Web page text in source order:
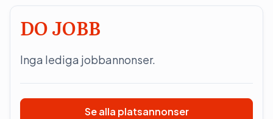
DO JOBB
Inga lediga jobbannonser.
Se alla platsannonser